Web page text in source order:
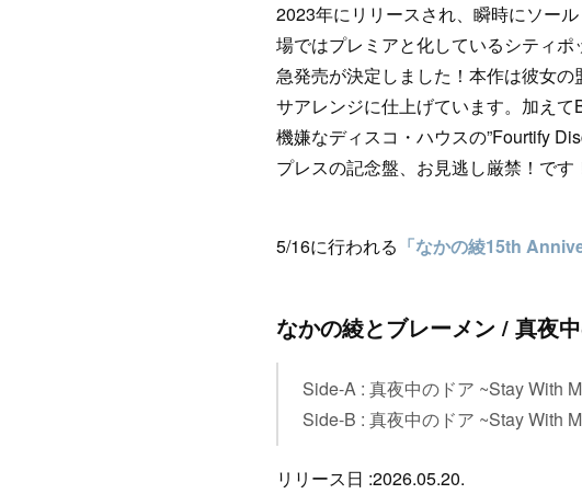
2023年にリリースされ、瞬時にソー
場ではプレミアと化しているシティ
急発売が決定しました！本作は彼女
サアレンジに仕上げています。加え
機嫌なディスコ・ハウスの”Fourtify
プレスの記念盤、お見逃し厳禁！です
5/16に行われる 「なかの綾15th
なかの綾とブレーメン / 真夜
Side-A : 真夜中のドア ~Stay With
Side-B : 真夜中のドア ~Stay With
リリース日 :2026.05.20.